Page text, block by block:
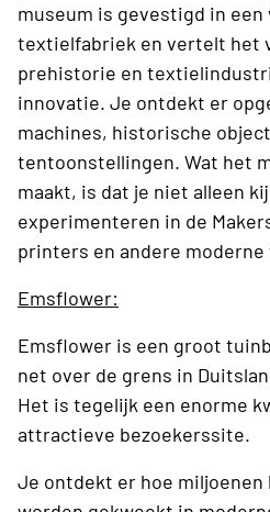
museum is gevestigd in een
textielfabriek en vertelt het
prehistorie en
innovatie. Je ontdekt er
machines, historische
tentoonstellingen. Wat het
maakt, is dat je niet alleen
experimenteren in de
printers en andere
Emsflower:
Emsflower is een groot
net over de grens in
Het is tegelijk een enorme
attractieve bezoekerssite.
Je ontdekt er hoe miljoenen